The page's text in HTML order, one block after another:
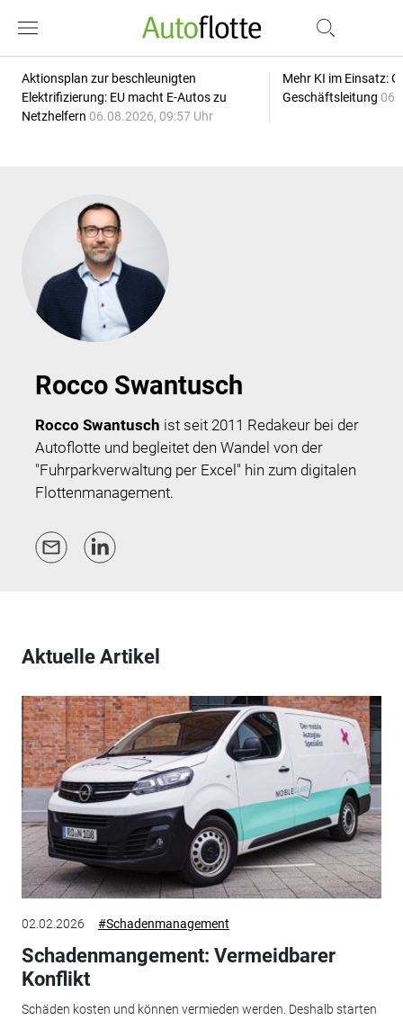
Aktionsplan zur beschleunigten
Elektrifizierung: EU macht E-Autos zu
Netzhelfern 06.08.2026, 09:57 Uhr
Mehr KI im Einsatz:
Geschäftsleitung
Rocco Swantusch
Rocco Swantusch ist seit 2011 Redakeur bei der
Autoflotte und begleitet den Wandel von der
"Fuhrparkverwaltung per Excel" hin zum digitalen
Flottenmanagement.
Aktuelle Artikel
02.02.2026 #Schadenmanagement
Schadenmangement: Vermeidbarer
Konflikt
Schäden kosten und können vermieden werden. Deshalb starten